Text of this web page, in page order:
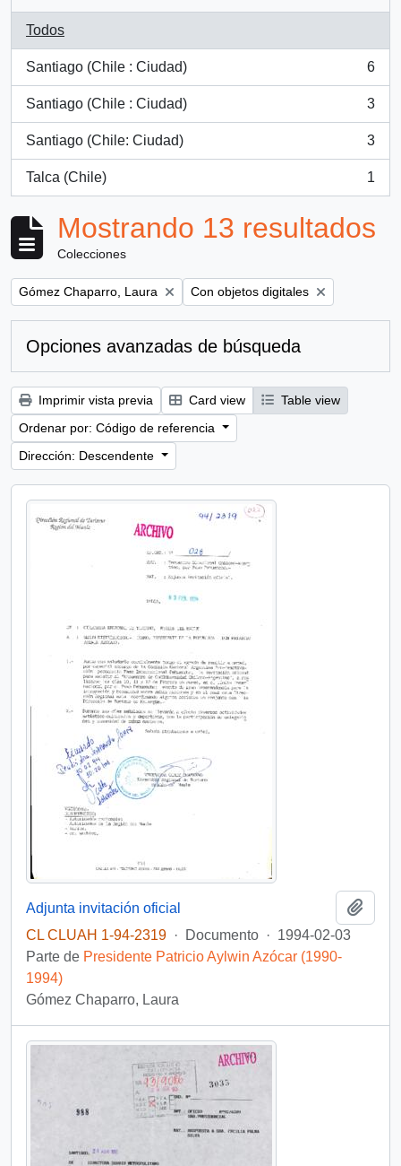
Todos
Santiago (Chile : Ciudad)
, 6 resultados
6
Santiago (Chile : Ciudad)
, 3 resultados
3
Santiago (Chile: Ciudad)
, 3 resultados
3
Talca (Chile)
, 1 resultados
1
Mostrando 13 resultados
Colecciones
Remove filter:
Gómez Chaparro, Laura Remove filter:
Con objetos digitales
Opciones avanzadas de búsqueda
Imprimir vista previa Card view
Table view
Ordenar por: Código de referencia
Dirección: Descendente
Adjunta invitación oficial
CL CLUAH 1-94-2319 · Documento · 1994-02-03
Parte de Presidente Patricio Aylwin Azócar (1990-
1994)
Gómez Chaparro, Laura